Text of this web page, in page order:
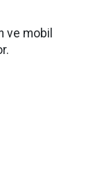
ve mobil